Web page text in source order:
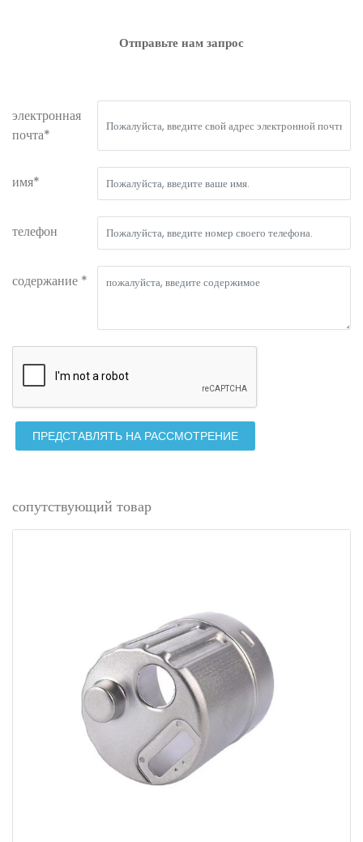
Отправьте нам запрос
электронная
почта*
имя*
телефон
содержание *
ПРЕДСТАВЛЯТЬ НА РАССМОТРЕНИЕ
сопутствующий товар